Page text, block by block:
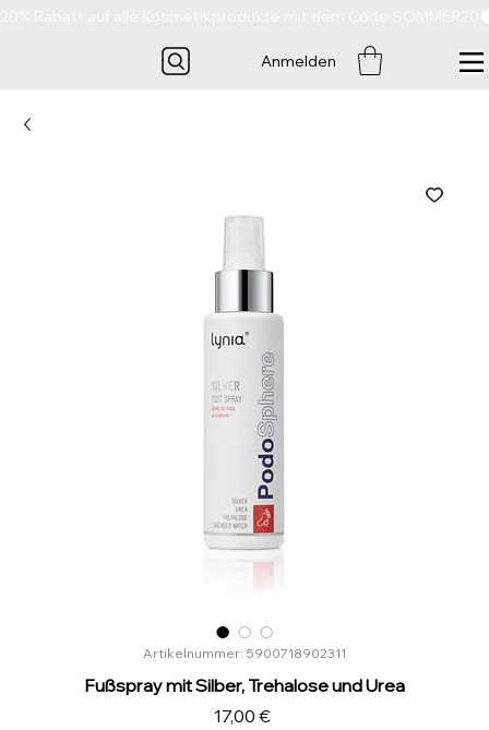
Anmelden
Artikelnummer: 5900718902311
Fußspray mit Silber, Trehalose und Urea
17,00 €Preis